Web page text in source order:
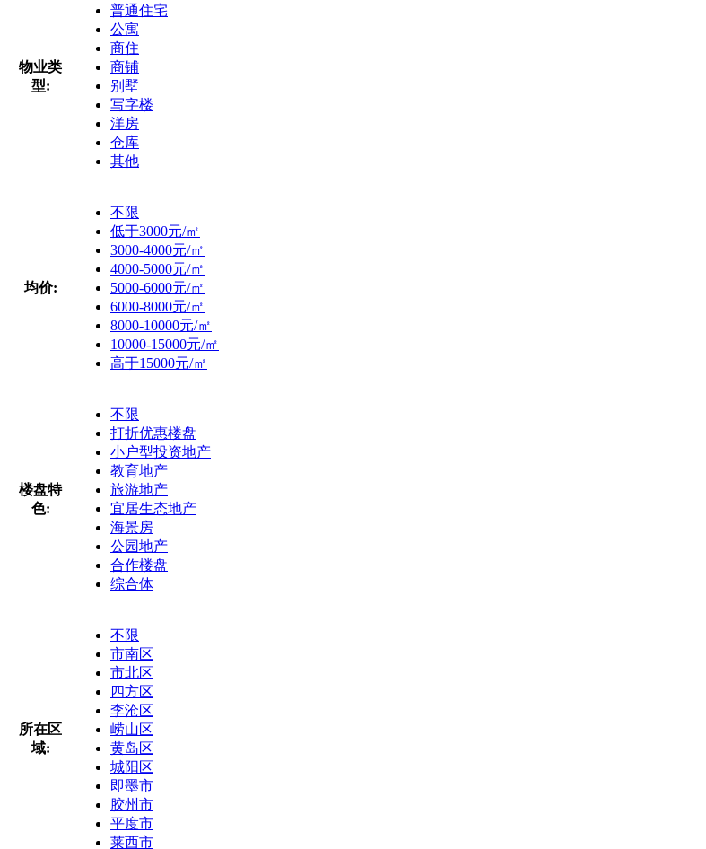
物业类
型:
普通住宅
公寓
商住
商铺
别墅
写字楼
洋房
仓库
其他
均价:
不限
低于3000元/㎡
3000-4000元/㎡
4000-5000元/㎡
5000-6000元/㎡
6000-8000元/㎡
8000-10000元/㎡
10000-15000元/㎡
高于15000元/㎡
楼盘特
色:
不限
打折优惠楼盘
小户型投资地产
教育地产
旅游地产
宜居生态地产
海景房
公园地产
合作楼盘
综合体
所在区
域:
不限
市南区
市北区
四方区
李沧区
崂山区
黄岛区
城阳区
即墨市
胶州市
平度市
莱西市